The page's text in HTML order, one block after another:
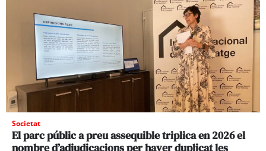
Societat
El parc públic a preu assequible triplica en 2026 el
nombre d’adjudicacions per haver duplicat les